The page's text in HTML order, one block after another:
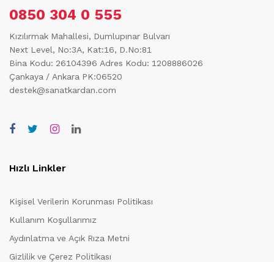
0850 304 0 555
Kızılırmak Mahallesi, Dumlupınar Bulvarı
Next Level, No:3A, Kat:16, D.No:81
Bina Kodu: 26104396 Adres Kodu: 1208886026
Çankaya / Ankara PK:06520
destek@sanatkardan.com
Hızlı Linkler
Kişisel Verilerin Korunması Politikası
Kullanım Koşullarımız
Aydınlatma ve Açık Rıza Metni
Gizlilik ve Çerez Politikası